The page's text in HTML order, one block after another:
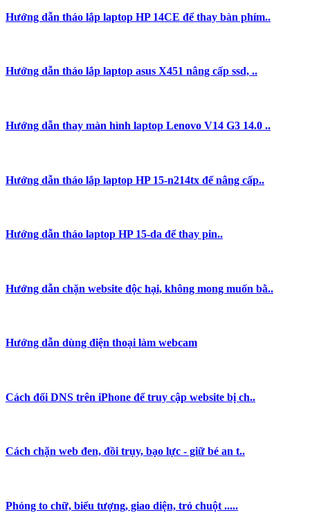
Hướng dẫn tháo lắp laptop HP 14CE để thay bàn phím..
Hướng dẫn tháo lắp laptop asus X451 nâng cấp ssd, ..
Hướng dẫn thay màn hình laptop Lenovo V14 G3 14.0 ..
Hướng dẫn tháo lắp laptop HP 15-n214tx để nâng cấp..
Hướng dẫn tháo laptop HP 15-da để thay pin..
Hướng dẫn chặn website độc hại, không mong muốn bằ..
Hướng dẫn dùng điện thoại làm webcam
Cách đổi DNS trên iPhone để truy cập website bị ch..
Cách chặn web đen, đồi trụy, bạo lực - giữ bé an t..
Phóng to chữ, biểu tượng, giao diện, trỏ chuột .....